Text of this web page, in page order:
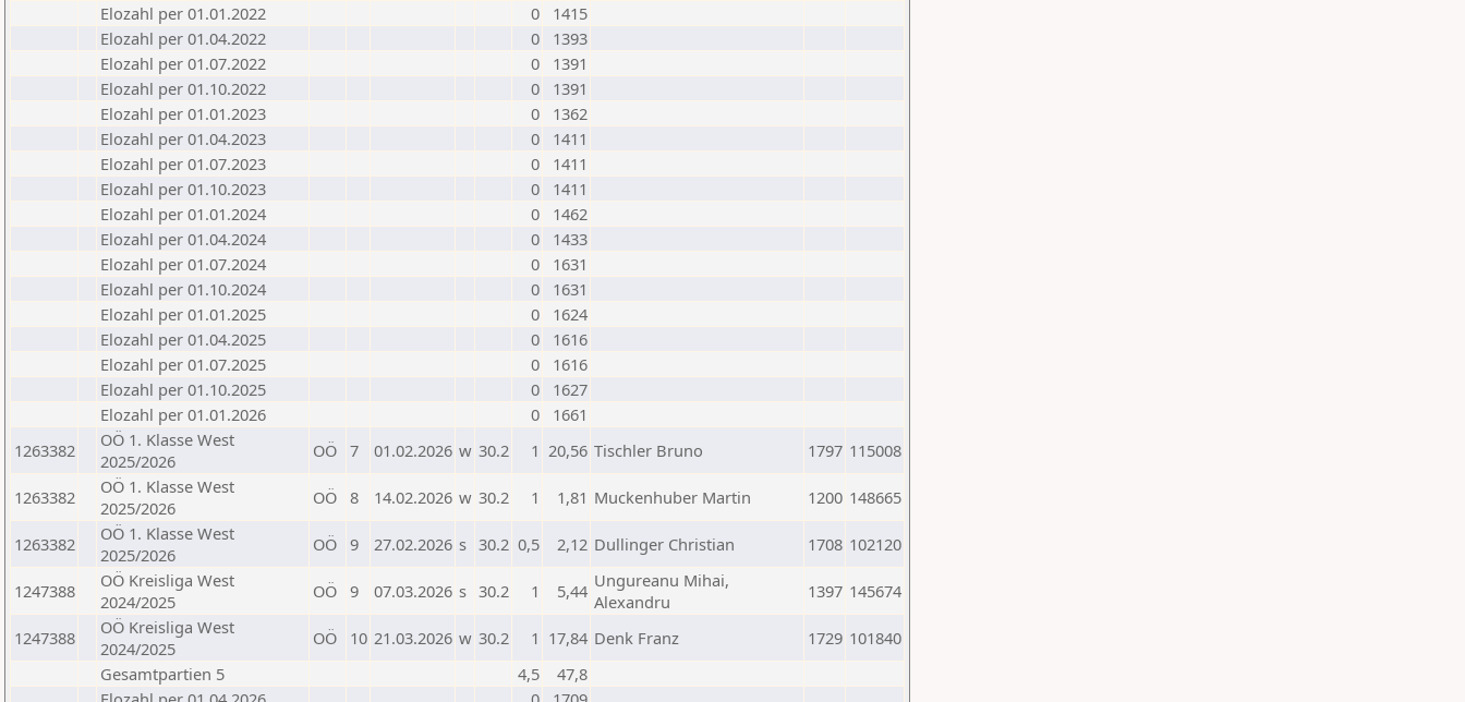
Elozahl per 01.01.2022
0
1415
Elozahl per 01.04.2022
0
1393
Elozahl per 01.07.2022
0
1391
Elozahl per 01.10.2022
0
1391
Elozahl per 01.01.2023
0
1362
Elozahl per 01.04.2023
0
1411
Elozahl per 01.07.2023
0
1411
Elozahl per 01.10.2023
0
1411
Elozahl per 01.01.2024
0
1462
Elozahl per 01.04.2024
0
1433
Elozahl per 01.07.2024
0
1631
Elozahl per 01.10.2024
0
1631
Elozahl per 01.01.2025
0
1624
Elozahl per 01.04.2025
0
1616
Elozahl per 01.07.2025
0
1616
Elozahl per 01.10.2025
0
1627
Elozahl per 01.01.2026
0
1661
1263382
OÖ 1. Klasse West
2025/2026
OÖ 7 01.02.2026 w 30.2 1 20,56 Tischler Bruno 1797 115008
1263382
OÖ 1. Klasse West
2025/2026
OÖ 8 14.02.2026 w 30.2 1 1,81 Muckenhuber Martin 1200 148665
1263382
OÖ 1. Klasse West
2025/2026
OÖ 9 27.02.2026 s 30.2 0,5 2,12 Dullinger Christian 1708 102120
1247388
OÖ Kreisliga West
2024/2025
OÖ 9 07.03.2026 s 30.2 1 5,44 Ungureanu Mihai,
Alexandru
1397 145674
1247388
OÖ Kreisliga West
2024/2025
OÖ 10 21.03.2026 w 30.2 1 17,84 Denk Franz 1729 101840
Gesamtpartien 5
4,5
47,8